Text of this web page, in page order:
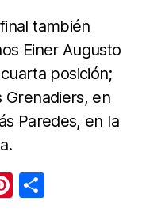
también
Einer Augusto
posición;
Grenadiers, en
Paredes, en la
Pi